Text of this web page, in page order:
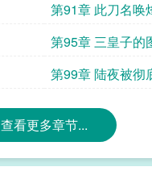
第91章 此刀名唤
第95章 三皇子的
第99章 陆夜被彻
查看更多章节...